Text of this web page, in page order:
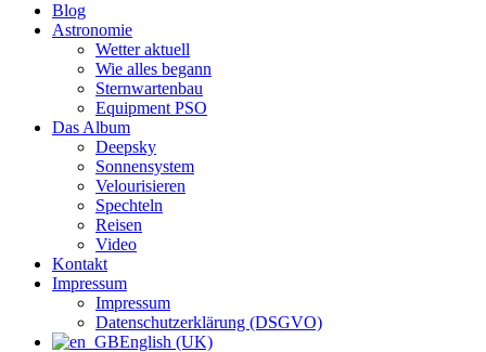
Blog
Astronomie
Wetter aktuell
Wie alles begann
Sternwartenbau
Equipment PSO
Das Album
Deepsky
Sonnensystem
Velourisieren
Spechteln
Reisen
Video
Kontakt
Impressum
Impressum
Datenschutzerklärung (DSGVO)
English (UK)